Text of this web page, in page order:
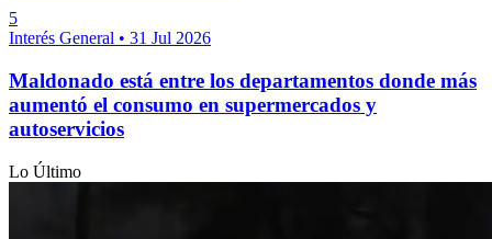
5
Interés General • 31 Jul 2026
Maldonado está entre los departamentos donde más
aumentó el consumo en supermercados y
autoservicios
Lo Último